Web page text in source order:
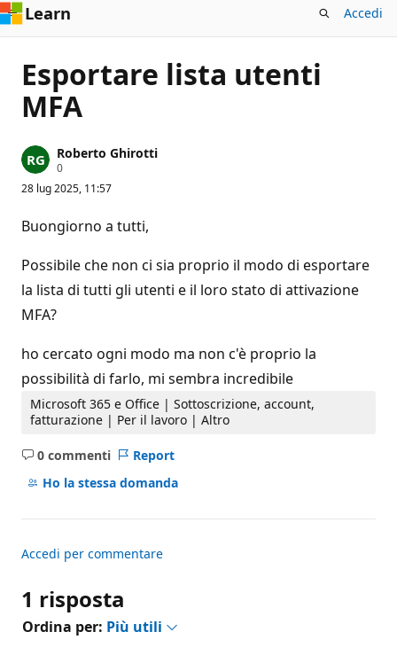
Learn Accedi
Esportare lista utenti
MFA
Roberto Ghirotti
0P
n
i
d
r
e
p
u
i
n
28 lug 2025, 11:57
Buongiorno a tutti,
Possibile che non ci sia proprio il modo di esportare
la lista di tutti gli utenti e il loro stato di attivazione
MFA?
ho cercato ogni modo ma non c'è proprio la
possibilità di farlo, mi sembra incredibile
Microsoft 365 e Office | Sottoscrizione, account,
fatturazione | Per il lavoro | Altro
0 commenti
Nessun
commento
Report
Ho la stessa domanda
Accedi per commentare
1 risposta
Ordina per: Più utili